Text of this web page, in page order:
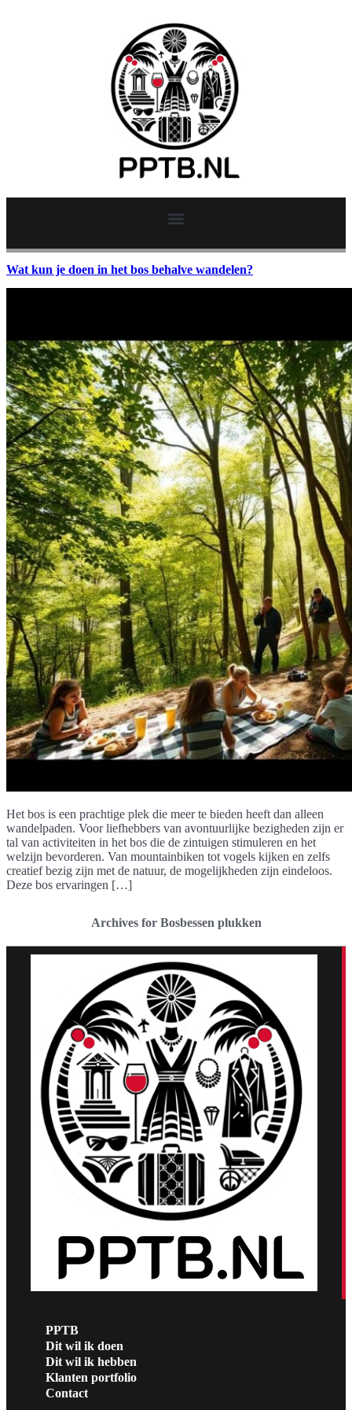
Wat kun je doen in het bos behalve wandelen?
Het bos is een prachtige plek die meer te bieden heeft dan alleen
wandelpaden. Voor liefhebbers van avontuurlijke bezigheden zijn er
tal van activiteiten in het bos die de zintuigen stimuleren en het
welzijn bevorderen. Van mountainbiken tot vogels kijken en zelfs
creatief bezig zijn met de natuur, de mogelijkheden zijn eindeloos.
Deze bos ervaringen […]
Archives for Bosbessen plukken
PPTB
Dit wil ik doen
Dit wil ik hebben
Klanten portfolio
Contact